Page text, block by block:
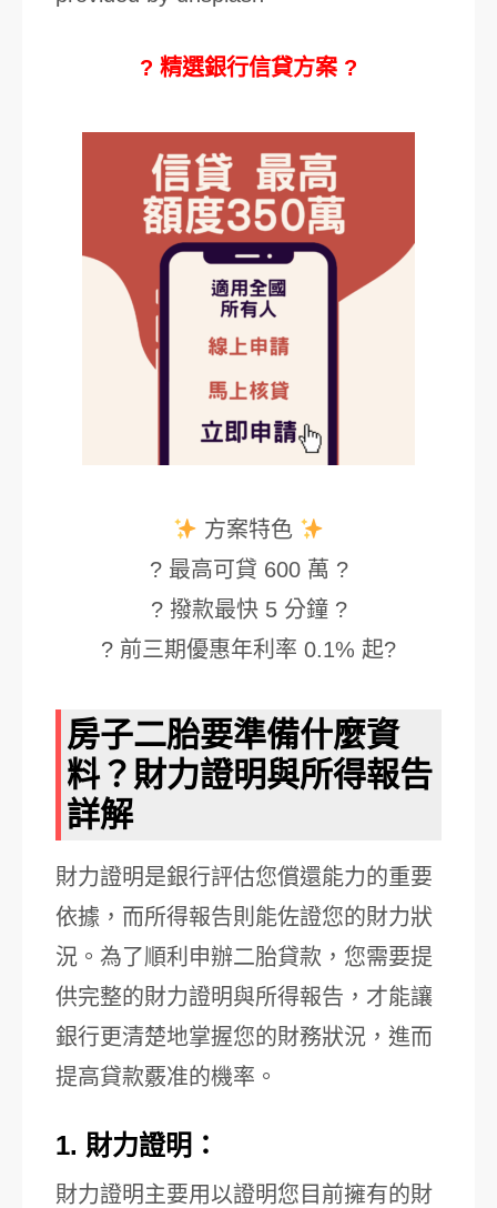
? 精選銀行信貸方案 ?
方案特色
? 最高可貸 600 萬 ?
? 撥款最快 5 分鐘 ?
? 前三期優惠年利率 0.1% 起?
房子二胎要準備什麼資
料？財力證明與所得報告
詳解
財力證明是銀行評估您償還能力的重要
依據，而所得報告則能佐證您的財力狀
況。為了順利申辦二胎貸款，您需要提
供完整的財力證明與所得報告，才能讓
銀行更清楚地掌握您的財務狀況，進而
提高貸款覈准的機率。
1. 財力證明：
財力證明主要用以證明您目前擁有的財